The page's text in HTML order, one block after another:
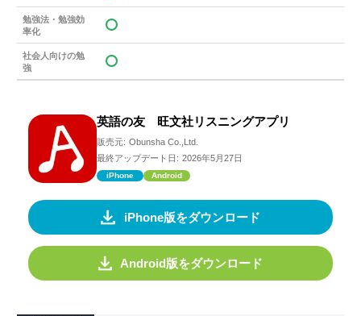
勉強法・勉強効
率化
社会人向けの勉
強
英語の友 旺文社リスニングアプリ
販売元: Obunsha Co.,Ltd.
最終アップデート日: 2026年5月27日
iPhone Android
iPhone版をダウンロード
Android版をダウンロード